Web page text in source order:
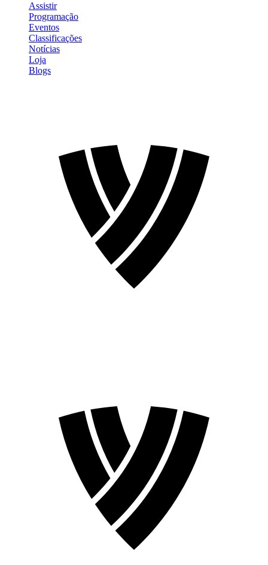
Assistir
Programação
Eventos
Classificações
Notícias
Loja
Blogs